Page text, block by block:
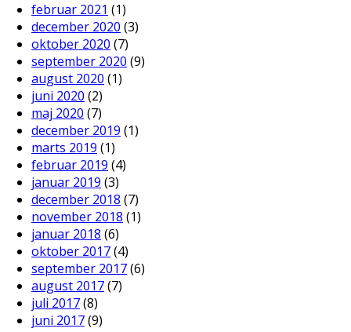
februar 2021 (1)
december 2020 (3)
oktober 2020 (7)
september 2020 (9)
august 2020 (1)
juni 2020 (2)
maj 2020 (7)
december 2019 (1)
marts 2019 (1)
februar 2019 (4)
januar 2019 (3)
december 2018 (7)
november 2018 (1)
januar 2018 (6)
oktober 2017(4)
september 2017(6)
august 2017(7)
juli 2017(8)
juni 2017(9)